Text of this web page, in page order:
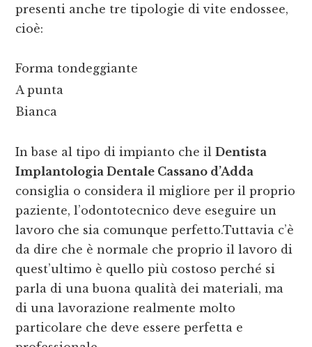
presenti anche tre tipologie di vite endossee,
cioè:
Forma tondeggiante
A punta
Bianca
In base al tipo di impianto che ilDentista
Implantologia Dentale Cassano d’Adda
consiglia o considera il migliore per il proprio
paziente, l’odontotecnico deve eseguire un
lavoro che sia comunque perfetto.Tuttavia c’è
da dire che è normale che proprio il lavoro di
quest’ultimo è quello più costoso perché si
parla di una buona qualità dei materiali, ma
di una lavorazione realmente molto
particolare che deve essere perfetta e